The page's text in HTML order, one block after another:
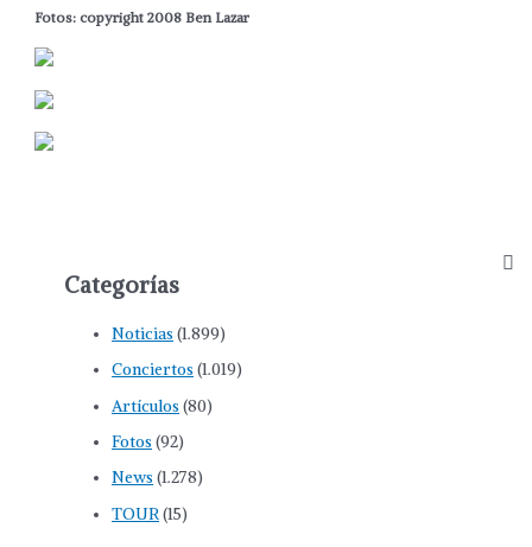
Fotos: copyright 2008 Ben Lazar
Categorías
Noticias (1.899)
Conciertos (1.019)
Artículos (80)
Fotos (92)
News (1.278)
TOUR(15)